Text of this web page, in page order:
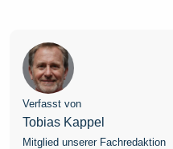
Verfasst von
Tobias Kappel
Mitglied unserer Fachredaktion